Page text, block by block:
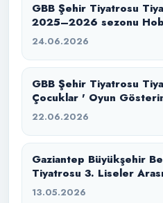
GBB Şehir Tiyatrosu
2025–2026 sezonu
Konservatuvara Hazırlık
24.06.2026
GBB Şehir Tiyatrosu
Çocuklar ' Oyun
22.06.2026
Gaziantep Büyükşehir
Tiyatrosu 3. Liseler
başlıyor.
13.05.2026